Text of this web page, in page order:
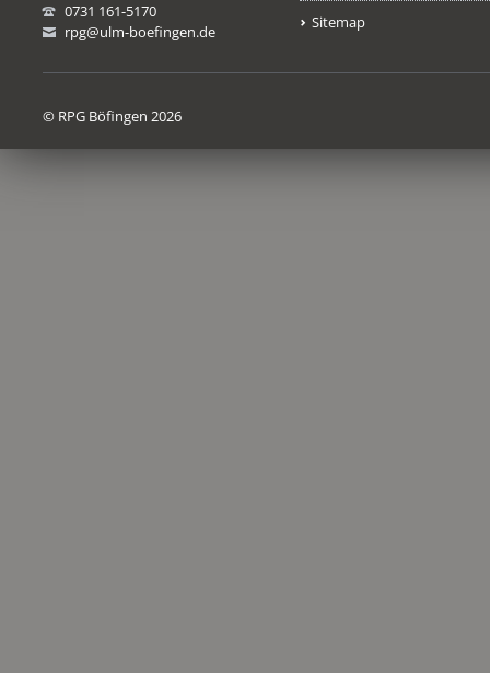
0731 161-5170
rpg@ulm-boefingen.de
Sitemap
© RPG Böfingen 2026